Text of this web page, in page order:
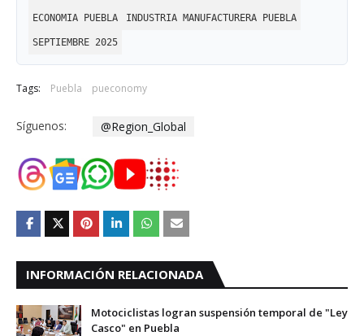
ECONOMIA PUEBLA INDUSTRIA MANUFACTURERA PUEBLA
SEPTIEMBRE 2025
Tags: Puebla pueconomy
Síguenos: @Region_Global
INFORMACIÓN RELACIONADA
Motociclistas logran suspensión temporal de "Ley
Casco" en Puebla